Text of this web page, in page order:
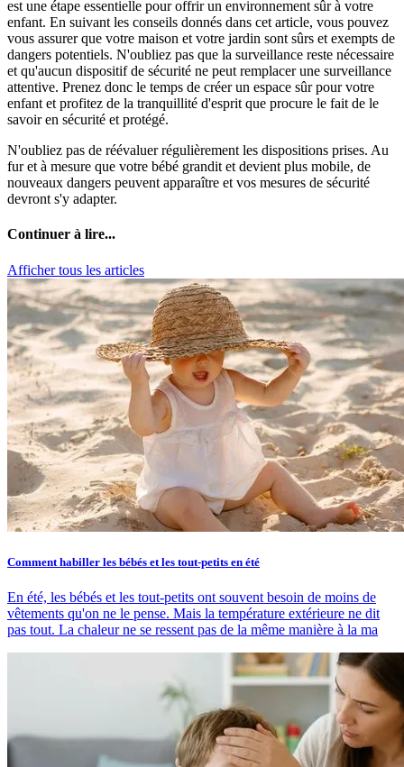
est une étape essentielle pour offrir un environnement sûr à votre
enfant. En suivant les conseils donnés dans cet article, vous pouvez
vous assurer que votre maison et votre jardin sont sûrs et exempts de
dangers potentiels. N'oubliez pas que la surveillance reste nécessaire
et qu'aucun dispositif de sécurité ne peut remplacer une surveillance
attentive. Prenez donc le temps de créer un espace sûr pour votre
enfant et profitez de la tranquillité d'esprit que procure le fait de le
savoir en sécurité et protégé.
N'oubliez pas de réévaluer régulièrement les dispositions prises. Au
fur et à mesure que votre bébé grandit et devient plus mobile, de
nouveaux dangers peuvent apparaître et vos mesures de sécurité
devront s'y adapter.
Continuer à lire...
Afficher tous les articles
Comment habiller les bébés et les tout-petits en été
En été, les bébés et les tout-petits ont souvent besoin de moins de
vêtements qu'on ne le pense. Mais la température extérieure ne dit
pas tout. La chaleur ne se ressent pas de la même manière à la ma